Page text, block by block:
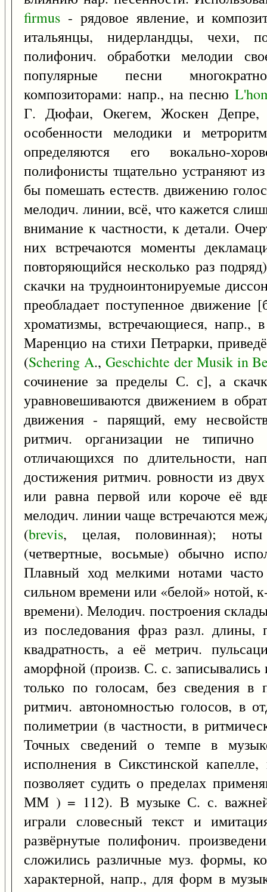
firmus - рядовое явление, и
итальянцы, нидерландцы, чехи,
полифонич. обработки мелодии
популярные песни
композиторами: напр., на песню
Г. Дюфаи, Окегем, Жоскен Депре,
особенности мелодики и
определяются его вокально-
полифонисты тщательно устраняют
бы помешать естеств. движению
мелодич. линии, всё, что кажется
внимание к частности, к детали.
них встречаются моменты
повторяющийся несколько раз
скачки на трудноинтонируемые
преобладает поступенное движение
хроматизмы, встречающиеся, напр.,
Маренцио на стихи Петрарки,
(Schering A., Geschichte der Musik in
сочинение за пределы С. с], а
уравновешиваются движением в
движения - парящий, ему
ритмич. организации не типично
отличающихся по длительности,
достижения ритмич. ровности из
или равна первой или короче её
мелодич. линии чаще встречаются
(brevis, целая, половинная);
(четвертные, восьмые) обычно
Плавный ход мелкими нотами
сильном времени или «белой» нотой,
времени). Мелодич. построения
из последования фраз разл. длины,
квадратность, а её метрич.
аморфной (произв. С. с. записывались
только по голосам, без сведения в
ритмич. автономностью голосов, в
полиметрии (в частности, в
Точных сведений о темпе в
исполнения в Сикстинской
позволяет судить о пределах
ММ ) = 112). В музыке С. с.
играли словесный текст и
развёрнутые полифонич.
сложились различные муз. формы,
характерной, напр., для форм в